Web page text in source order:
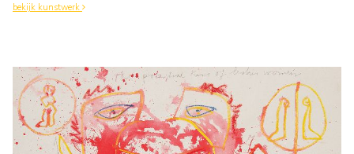
bekijk kunstwerk